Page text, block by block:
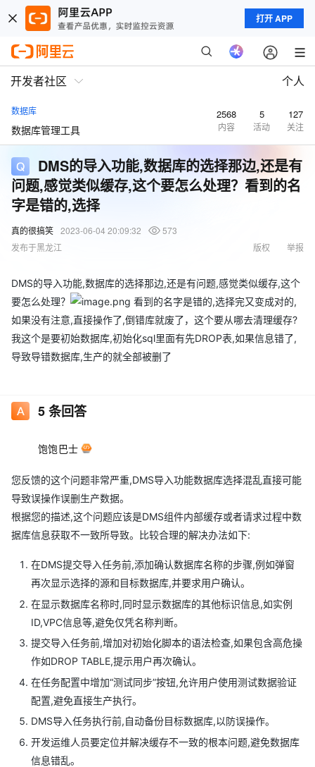
打开 APP
开发者社区 个人
数据库
数据库管理工具
2568
内容
5
活动
127
关注
DMS的导入功能,数据库的选择那边,还是有
问题,感觉类似缓存,这个要怎么处理？看到的名
字是错的,选择
真的很搞笑 2023-06-04 20:09:32
573
发布于黑龙江
举报
版权
DMS的导入功能,数据库的选择那边,还是有问题,感觉类似缓存,这个
要怎么处理？
看到的名字是错的,选择完又变成对的,
如果没有注意,直接操作了,倒错库就废了，这个要从哪去清理缓存?
我这个是要初始数据库,初始化sql里面有先DROP表,如果信息错了,
导致导错数据库,生产的就全部被删了
5条回答
饱饱巴士
您反馈的这个问题非常严重,DMS导入功能数据库选择混乱直接可能
导致误操作误删生产数据。
根据您的描述,这个问题应该是DMS组件内部缓存或者请求过程中数
据库信息获取不一致所导致。比较合理的解决办法如下:
在DMS提交导入任务前,添加确认数据库名称的步骤,例如弹窗
再次显示选择的源和目标数据库,并要求用户确认。
在显示数据库名称时,同时显示数据库的其他标识信息,如实例
ID,VPC信息等,避免仅凭名称判断。
提交导入任务前,增加对初始化脚本的语法检查,如果包含高危操
作如DROP TABLE,提示用户再次确认。
在任务配置中增加“测试同步”按钮,允许用户使用测试数据验证
配置,避免直接生产执行。
DMS导入任务执行前,自动备份目标数据库,以防误操作。
开发运维人员要定位并解决缓存不一致的根本问题,避免数据库
信息错乱。